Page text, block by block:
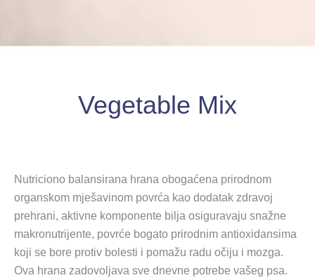
Vegetable Mix
Nutriciono balansirana hrana obogaćena prirodnom
organskom mješavinom povrća kao dodatak zdravoj
prehrani, aktivne komponente bilja osiguravaju snažne
makronutrijente, povrće bogato prirodnim antioxidansima
koji se bore protiv bolesti i pomažu radu očiju i mozga.
Ova hrana zadovoljava sve dnevne potrebe vašeg psa.